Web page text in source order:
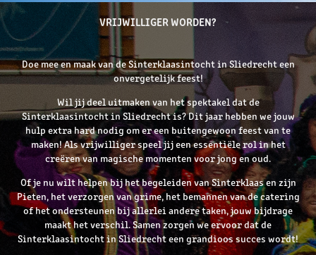
VRIJWILLIGER WORDEN?
Doe mee en maak van de Sinterklaasintocht in Sliedrecht een
onvergetelijk feest!
Wil jij deel uitmaken van het spektakel dat de
Sinterklaasintocht in Sliedrecht is? Dit jaar hebben we jouw
hulp extra hard nodig om er een buitengewoon feest van te
maken! Als vrijwilliger speel jij een essentiële rol in het
creëren van magische momenten voor jong en oud.
Of je nu wilt helpen bij het begeleiden van Sinterklaas en zijn
Pieten, het verzorgen van grime, het bemannen van de catering
of het ondersteunen bij allerlei andere taken, jouw bijdrage
maakt het verschil. Samen zorgen we ervoor dat de
Sinterklaasintocht in Sliedrecht een grandioos succes wordt!